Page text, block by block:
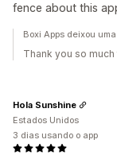
fence about this
Boxi Apps deixou
Thank you so
Hola Sunshine
Estados Unidos
3 dias usando o app